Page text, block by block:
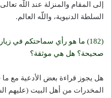
إلى المقام والمنزلة عند اللّه
السلطة الدنيوية، واللّه العالم.
(182) ما هو رأي سماحتكم في
صحيحة؟ هل هي موثقة؟
هل يجوز قراءة بعض الأدعية مع
المخدرات من أهل البيت (عليهم